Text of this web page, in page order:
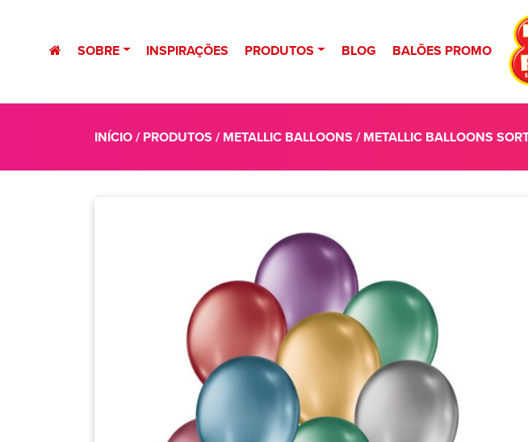
SOBRE INSPIRAÇÕES PRODUTOS BLOG BALÕES PROMO
INÍCIO/ PRODUTOS / METALLIC BALLOONS / METALLIC BALLOONS